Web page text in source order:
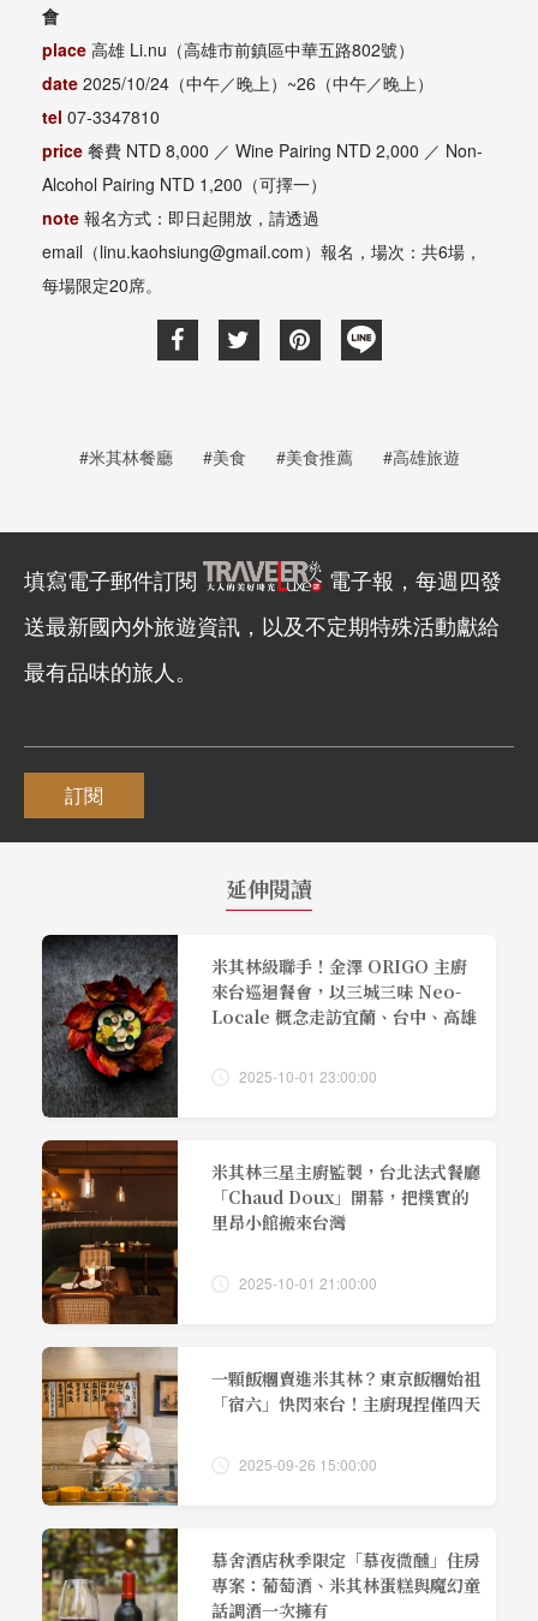
會
place 高雄 Li.nu（高雄市前鎮區中華五路802號）
date 2025/10/24（中午／晚上）~26（中午／晚上）
tel 07‑3347810
price 餐費 NTD 8,000 ／ Wine Pairing NTD 2,000 ／ Non-
Alcohol Pairing NTD 1,200（可擇一）
note 報名方式：即日起開放，請透過
email（linu.kaohsiung@gmail.com）報名，場次：共6場，
每場限定20席。
#米其林餐廳 #美食 #美食推薦 #高雄旅遊
填寫電子郵件訂閱
電子報，每週四發
送最新國內外旅遊資訊，以及不定期特殊活動獻給
最有品味的旅人。
訂閱
延伸閱讀
米其林級聯手！金澤 ORIGO 主廚
來台巡迴餐會，以三城三味 Neo-
Locale 概念走訪宜蘭、台中、高雄
2025-10-01 23:00:00
米其林三星主廚監製，台北法式餐廳
「Chaud Doux」開幕，把樸實的
里昂小館搬來台灣
2025-10-01 21:00:00
一顆飯糰賣進米其林？東京飯糰始祖
「宿六」快閃來台！主廚現捏僅四天
2025-09-26 15:00:00
慕舍酒店秋季限定「慕夜微醺」住房
專案：葡萄酒、米其林蛋糕與魔幻童
話調酒一次擁有